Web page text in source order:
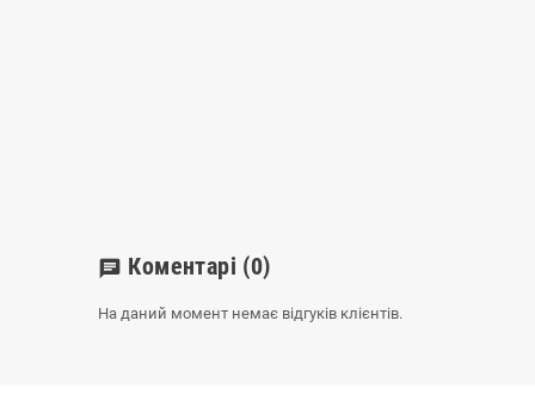
chat Коментарі (0)
На даний момент немає відгуків клієнтів.